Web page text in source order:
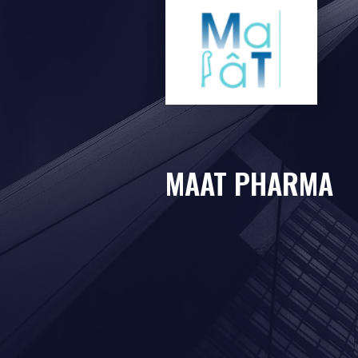
MAAT PHARMA